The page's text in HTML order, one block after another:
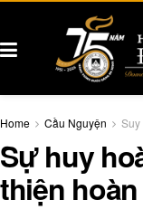
Home Cầu Nguyện Suy
Sự huy
thiện